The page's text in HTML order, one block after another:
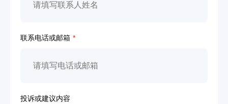
联系电话或邮箱 *
投诉或建议内容